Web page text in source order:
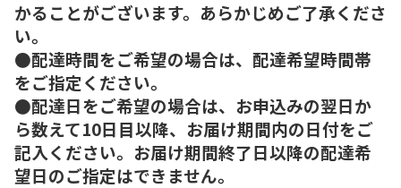
かることがございます。あらかじめご了承くださ
い。
●配達時間をご希望の場合は、配達希望時間帯
をご指定ください。
●配達日をご希望の場合は、お申込みの翌日か
ら数えて10日目以降、お届け期間内の日付をご
記入ください。お届け期間終了日以降の配達希
望日のご指定はできません。